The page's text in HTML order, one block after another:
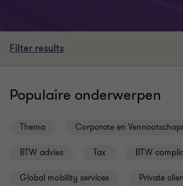
Filter results
Populaire onderwerpen
Thema Corporate en
BTW advies Tax BTW
Global mobility services Private